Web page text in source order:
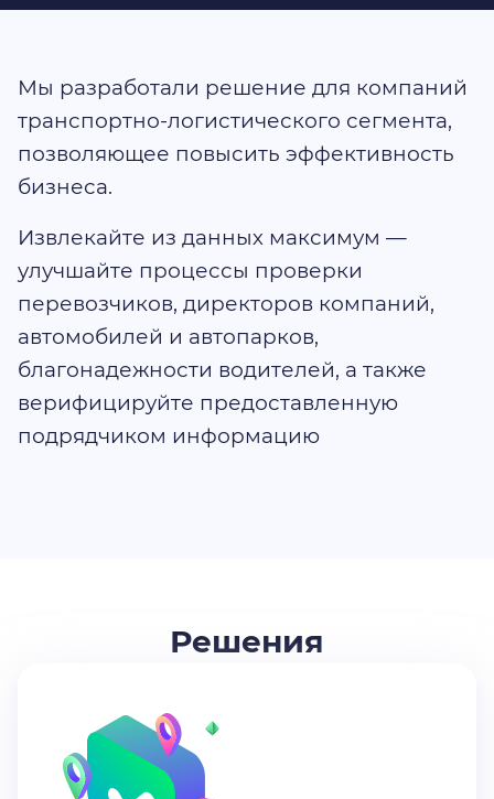
Мы разработали решение для компаний
транспортно-логистического сегмента,
позволяющее повысить эффективность
бизнеса.
Извлекайте из данных максимум —
улучшайте процессы проверки
перевозчиков, директоров компаний,
автомобилей и автопарков,
благонадежности водителей, а также
верифицируйте предоставленную
подрядчиком информацию
Решения